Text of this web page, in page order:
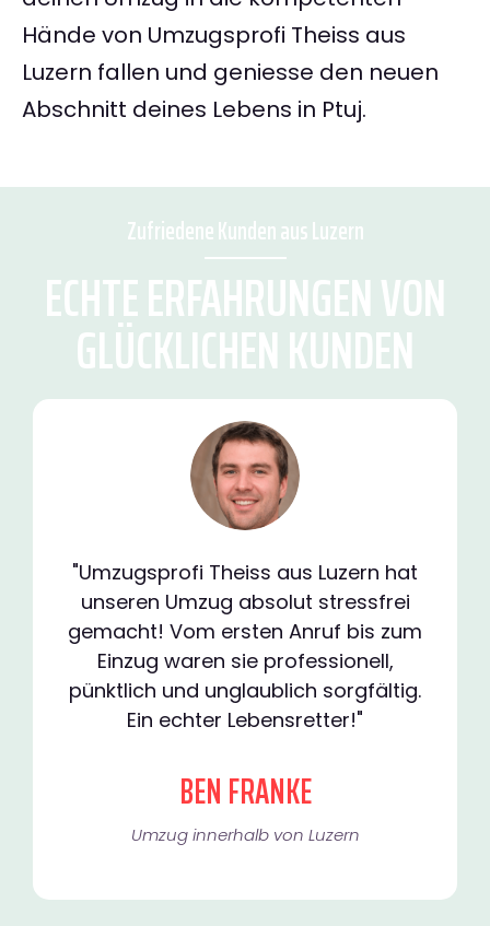
Hände von Umzugsprofi Theiss aus
Luzern fallen und geniesse den neuen
Abschnitt deines Lebens in Ptuj.
Zufriedene Kunden aus Luzern
ECHTE ERFAHRUNGEN VON
GLÜCKLICHEN KUNDEN
"Umzugsprofi Theiss aus Luzern hat
unseren Umzug absolut stressfrei
gemacht! Vom ersten Anruf bis zum
Einzug waren sie professionell,
pünktlich und unglaublich sorgfältig.
Ein echter Lebensretter!"
BEN FRANKE
Umzug innerhalb von Luzern​